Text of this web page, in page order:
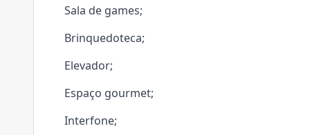
Sala de games;
Brinquedoteca;
Elevador;
Espaço gourmet;
Interfone;